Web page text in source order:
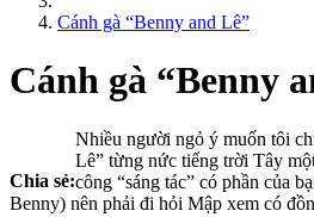
Cánh gà “Benny and Lê”
Cánh gà “Benny
Chia sẻ:
Nhiều người ngỏ ý muốn tôi
Lê” từng nức tiếng trời Tây
công “sáng tác” có phần của
Benny) nên phải đi hỏi Mập xem có